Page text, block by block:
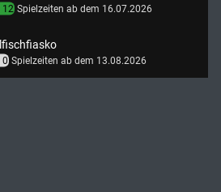
12 Spielzeiten ab dem 16.07.2026
0 Spielzeiten ab dem 13.08.2026